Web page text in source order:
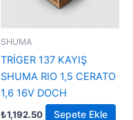
SHUMA
TRİGER 137 KAYIŞ
SHUMA RIO 1,5 CERATO
1,6 16V DOCH
₺1,192.50 Sepete Ekle